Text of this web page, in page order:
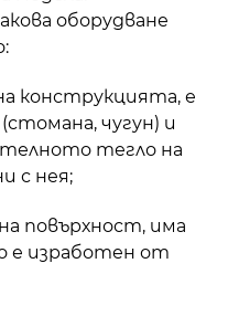
оборудване
конструкцията, е
чугун) и
тегло на
с нея;
повърхност, има
е изработен от